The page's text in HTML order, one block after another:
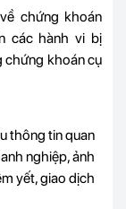
chứng khoán
các hành vi bị
chứng khoán cụ
thông tin quan
nghiệp, ảnh
yết, giao dịch